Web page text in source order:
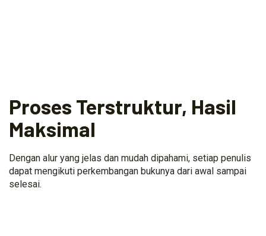
Proses Terstruktur, Hasil
Maksimal
Dengan alur yang jelas dan mudah dipahami, setiap penulis
dapat mengikuti perkembangan bukunya dari awal sampai
selesai.